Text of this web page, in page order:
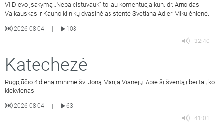
VI Dievo įsakymą „Nepaleistuvauk“ toliau komentuoja kun. dr. Arnoldas
Valkauskas ir Kauno klinikų dvasinė asistentė Svetlana Adler-Mikulėnienė.
2026-08-04
108
32:40
Katechezė
Rugpjūčio 4 dieną minime šv. Joną Mariją Vianėjų. Apie šį šventąjį bei tai, ko
kiekvienas
2026-08-04 |
63
41:01